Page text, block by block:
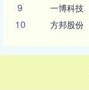
9 一博科技
10 方邦股份